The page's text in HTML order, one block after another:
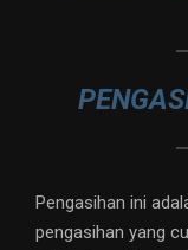
Pengasihan ini
pengasihan yang